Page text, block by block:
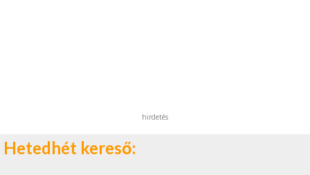
hirdetés
Hetedhét kereső: